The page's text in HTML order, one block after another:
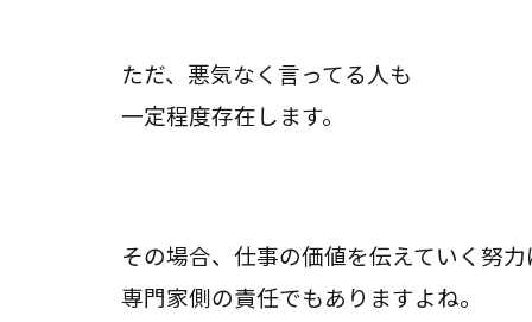
ただ、悪気なく言ってる人も
一定程度存在します。
その場合、仕事の価値を伝えていく努力
専門家側の責任でもありますよね。